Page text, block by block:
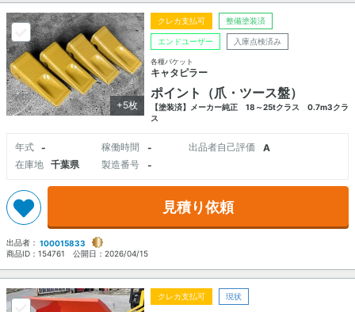
+5枚
クレカ支払可 整備塗装済
エンドユーザー 入庫点検済み
各種バケット
キャタピラー
ポイント（爪・ツース盤）
【塗装済】メーカー純正 18～25tクラス 0.7m3クラ
ス
年式 - 稼働時間 - 出品者自己評価
A
在庫地
千葉県 製造番号 -
見積り依頼
出品者： 100015833
商品ID： 154761 公開日： 2026/04/15
クレカ支払可 現状